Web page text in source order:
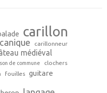
carillon
carillonneur
médiéval
de commune clochers
fouilles guitare